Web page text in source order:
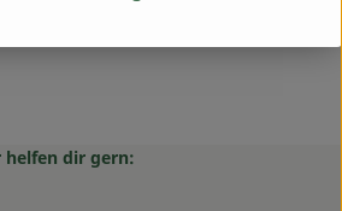
helfen dir gern: